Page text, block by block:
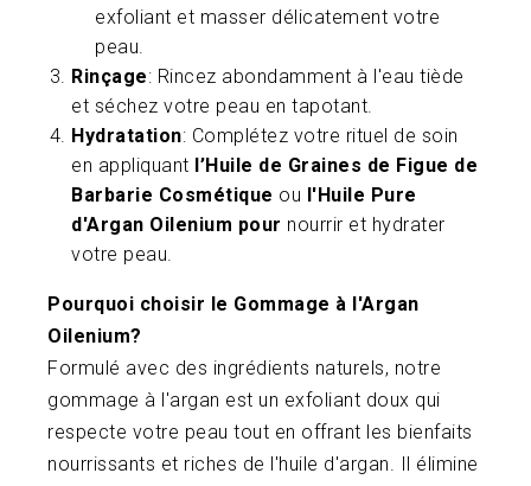
exfoliant et masser délicatement votre
peau.
Rinçage: Rincez abondamment à l'eau tiède
et séchez votre peau en tapotant.
Hydratation: Complétez votre rituel de soin
en appliquant l’Huile de Graines de Figue de
Barbarie Cosmétique ou l'Huile Pure
d'Argan Oilenium pour nourrir et hydrater
votre peau.
Pourquoi choisir le Gommage à l'Argan
Oilenium?
Formulé avec des ingrédients naturels, notre
gommage à l'argan est un exfoliant doux qui
respecte votre peau tout en offrant les bienfaits
nourrissants et riches de l'huile d'argan. Il élimine